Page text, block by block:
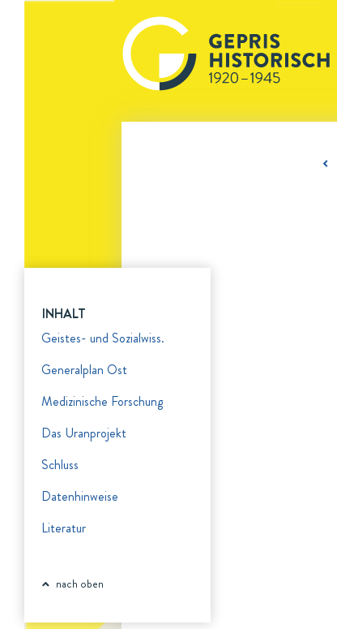
INHALT
Geistes- und Sozialwiss.
Generalplan Ost
Medizinische Forschung
Das Uranprojekt
Schluss
Datenhinweise
Literatur
nach oben